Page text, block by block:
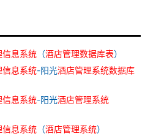
信息系统 （酒店管理数据库表）
信息系统-阳光酒店管理系统数据库
信息系统-阳光酒店管理系统
信息系统 （酒店管理系统）